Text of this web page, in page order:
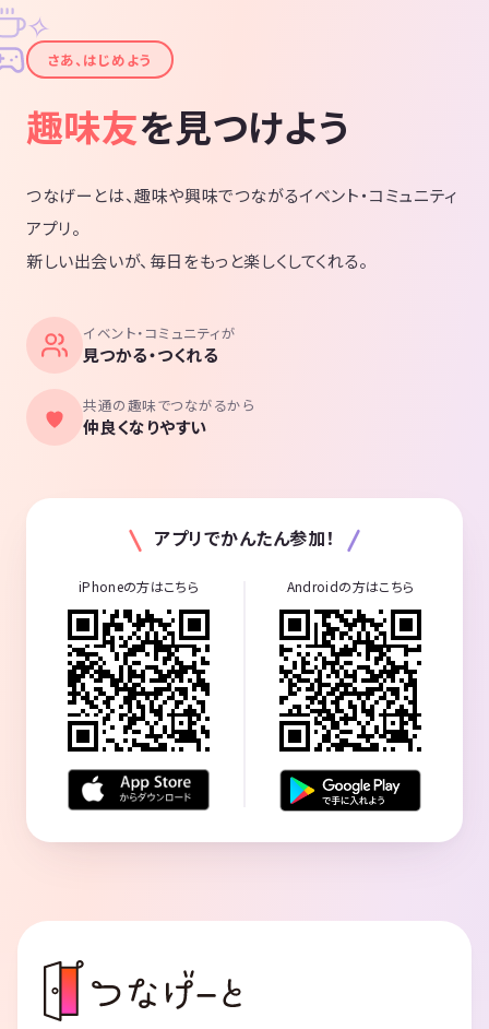
✦
✧
さあ、はじめよう
趣味友を見つけよう
つなげーとは、趣味や興味でつながるイベント・コミュニティ
アプリ。
新しい出会いが、毎日をもっと楽しくしてくれる。
イベント・コミュニティが
見つかる・つくれる
共通の趣味でつながるから
仲良くなりやすい
アプリでかんたん参加！
iPhoneの方はこちら Androidの方はこちら